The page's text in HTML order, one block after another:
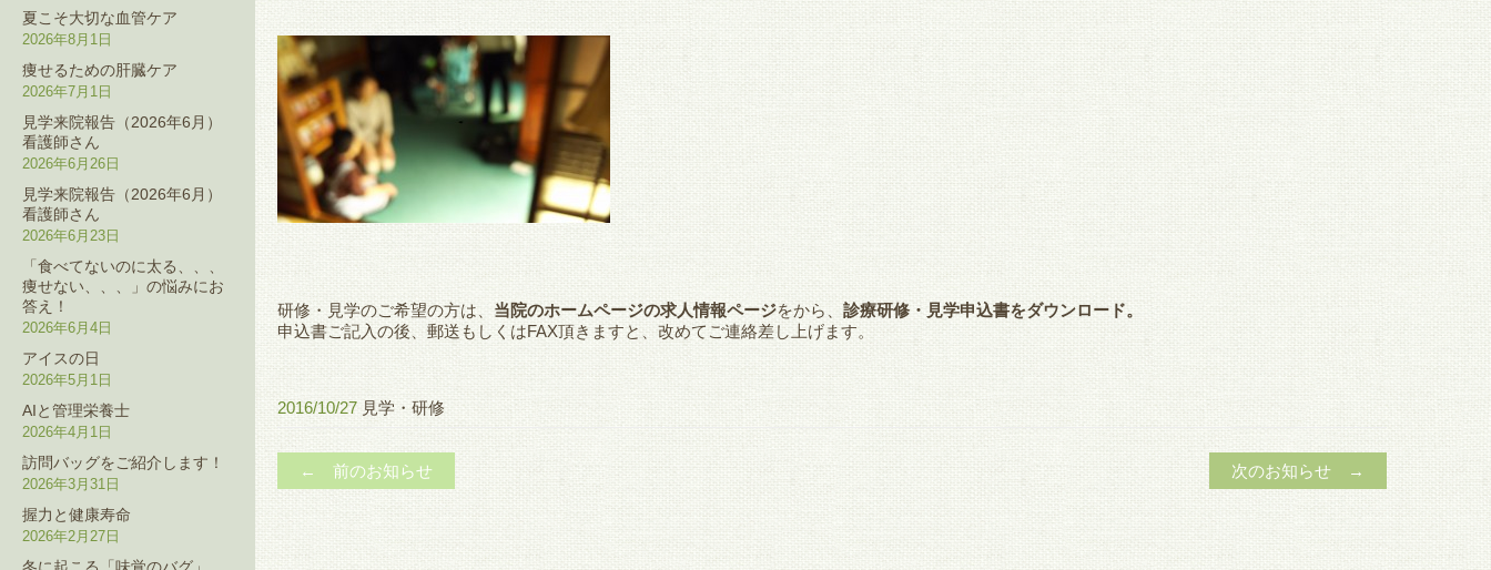
研修・見学のご希望の方は、 当院のホームページの求人情報ページをから、 診療研修・見学申込書をダウンロード。
申込書ご記入の後、郵送もしくはFAX頂きますと、改めてご連絡差し上げます。
2016/10/27 見学・研修
← 前のお知らせ 次のお知らせ →
夏こそ大切な血管ケア
2026年8月1日
痩せるための肝臓ケア
2026年7月1日
見学来院報告（2026年6月）
看護師さん
2026年6月26日
見学来院報告（2026年6月）
看護師さん
2026年6月23日
「食べてないのに太る、、、
痩せない、、、」の悩みにお
答え！
2026年6月4日
アイスの日
2026年5月1日
AIと管理栄養士
2026年4月1日
訪問バッグをご紹介します！
2026年3月31日
握力と健康寿命
2026年2月27日